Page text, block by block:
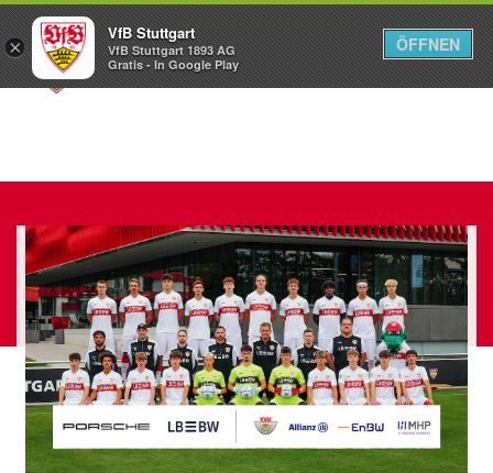
Menü
×
VfB Stuttgart
VfB Stuttgart 1893 AG
Gratis - In Google Play
ÖFFNEN